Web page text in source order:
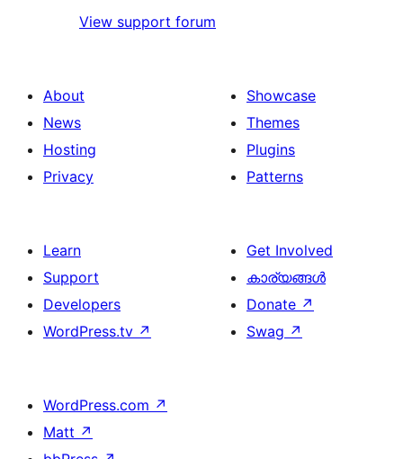
View support forum
About
News
Hosting
Privacy
Showcase
Themes
Plugins
Patterns
Learn
Support
Developers
WordPress.tv ↗
Get Involved
കാര്യങ്ങള്‍
Donate ↗
Swag ↗
WordPress.com ↗
Matt ↗